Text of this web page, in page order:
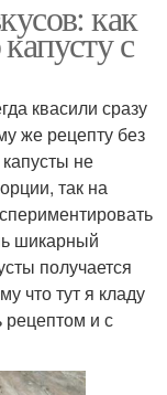
как
с
квасили сразу
же рецепту без
не
так на
шикарный
получается
что тут я кладу
рецептом и с